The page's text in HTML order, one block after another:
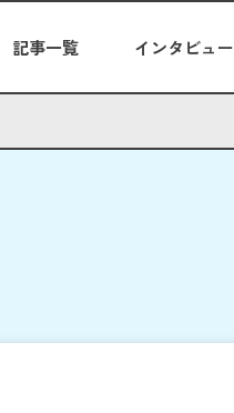
記事一覧 インタビュー